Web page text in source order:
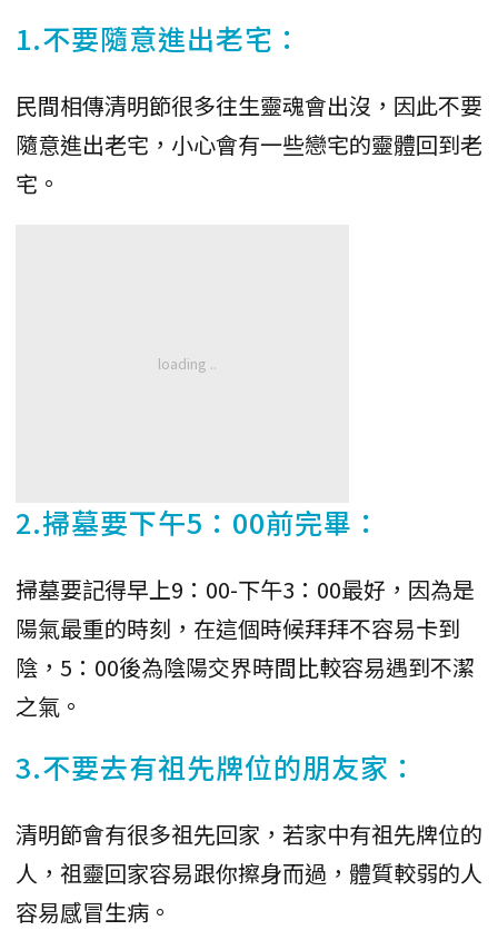
1.不要隨意進出老宅：
民間相傳清明節很多往生靈魂會出沒，因此不要
隨意進出老宅，小心會有一些戀宅的靈體回到老
宅。
2.掃墓要下午5：00前完畢：
掃墓要記得早上9：00-下午3：00最好，因為是
陽氣最重的時刻，在這個時候拜拜不容易卡到
陰，5：00後為陰陽交界時間比較容易遇到不潔
之氣。
3.不要去有祖先牌位的朋友家：
清明節會有很多祖先回家，若家中有祖先牌位的
人，祖靈回家容易跟你擦身而過，體質較弱的人
容易感冒生病。